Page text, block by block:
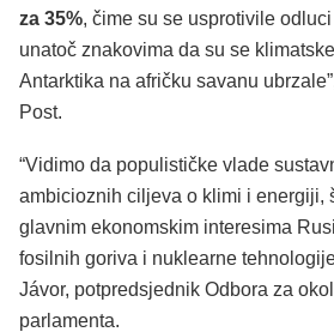
za 35%, čime su se usprotivile
unatoč znakovima da su se
Antarktika na afričku savanu
Post.
“Vidimo da populističke vlade
ambicioznih ciljeva o klimi i energiji,
glavnim ekonomskim interesima
fosilnih goriva i nuklearne
Jávor, potpredsjednik Odbora za
parlamenta.